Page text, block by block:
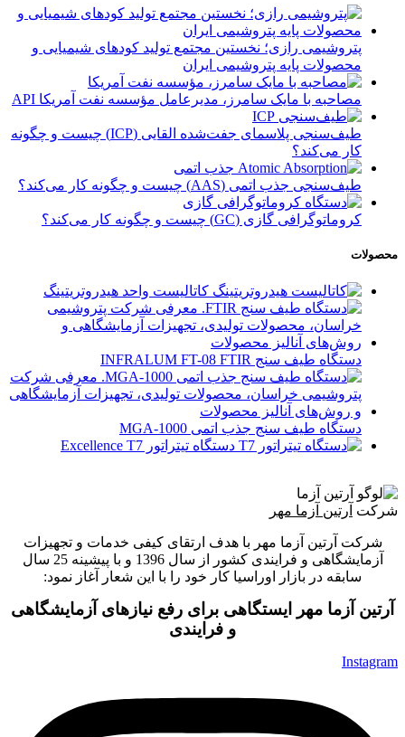
پتروشیمی رازی؛ نخستین مجتمع تولید کودهای شیمیایی و
محصولات پایه پتروشیمی ایران
مصاحبه با مایک سامرز، مدیرعامل مؤسسه نفت آمریکا API
طیف‌سنجی پلاسمای جفت‌شده القایی (ICP) چیست و چگونه
کار می‌کند؟
طیف‌سنجی جذب اتمی (AAS) چیست و چگونه کار می‌کند؟
کروماتوگرافی گازی (GC) چیست و چگونه کار می‌کند؟
محصولات
کاتالیست واحد هیدروتریتینگ
دستگاه طیف سنج INFRALUM FT-08 FTIR
دستگاه طیف سنج جذب اتمی MGA-1000
دستگاه تیتراتور Excellence T7
شرکت آرتین آزما مهر
شرکت آرتین آزما مهر با هدف ارتقای کیفی خدمات و تجهیزات
آزمایشگاهی و فرایندی کشور از سال 1396 و با پیشینه 25 سال
سابقه در بازار اوراسیا کار خود را با این شعار آغاز نمود:
آرتین آزما مهر ایستگاهی برای رفع نیازهای آزمایشگاهی
و فرایندی
Instagram